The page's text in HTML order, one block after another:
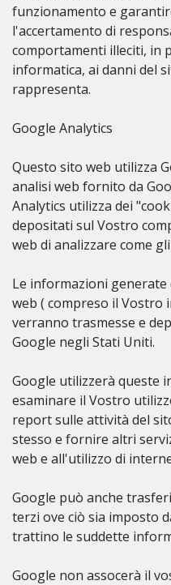
funzionamento e
l'accertamento di
comportamenti illeciti, in
informatica, ai danni del
rappresenta.
Google Analytics
Questo sito web utilizza
analisi web fornito da
Analytics utilizza dei
depositati sul Vostro
web di analizzare come
Le informazioni
web ( compreso il Vostro
verranno trasmesse e
Google negli Stati Uniti.
Google utilizzerà queste
esaminare il Vostro
report sulle attività del
stesso e fornire altri
web e all'utilizzo di
Google può anche
terzi ove ciò sia imposto
trattino le suddette
Google non assocerà il